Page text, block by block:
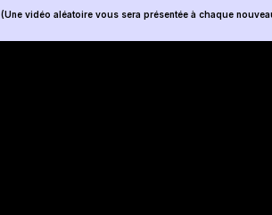
(Une vidéo aléatoire vous sera présentée à chaque